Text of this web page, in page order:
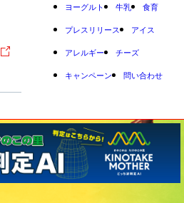
ヨーグルト 牛乳 食育
プレスリリース アイス
アレルギー チーズ
キャンペーン 問い合わせ